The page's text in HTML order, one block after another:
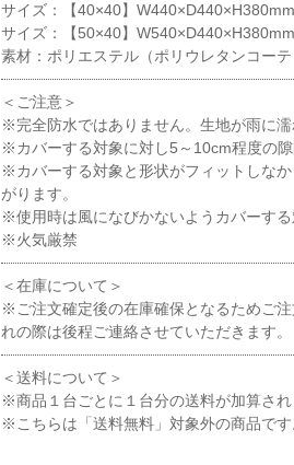
サイズ：【40×40】W440×D440×H380mm
サイズ：【50×40】W540×D440×H380mm
素材：ポリエステル（ポリウレタンコーテ
＜ご注意＞
※完全防水ではありません。生地が雨に
※カバーする対象に対し5～10cm程度の
※カバーする対象と形状がフィットしな
がります。
※使用時は風になびかないようカバーする
※火気厳禁
＜在庫について＞
※ご注文確定後の在庫確保となるためご
れの際は後程ご連絡させていただきます。
＜送料について＞
※商品１台ごとに１台分の送料が加算され
※こちらは「送料無料」対象外の商品です